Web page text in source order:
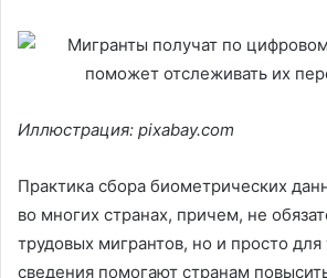
Иллюстрация: pixabay.com
Практика сбора биометрических
во многих странах, причем, не
трудовых мигрантов, но и просто для
сведения помогают странам